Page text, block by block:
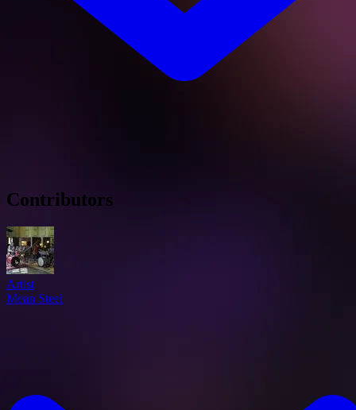
Contributors
Artist
Mean Steel